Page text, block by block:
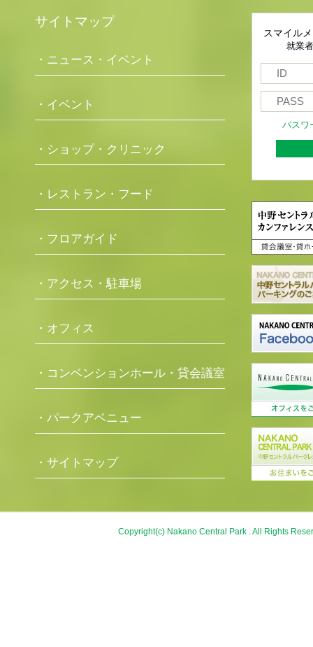
サイトマップ
・ニュース・イベント
・イベント
・ショップ・クリニック
・レストラン・フード
・フロアガイド
・アクセス・駐車場
・オフィス
・コンベンションホール・貸会議室
・パークアベニュー
・サイトマップ
スマイル
就業
パスワ
Copyright(c) Nakano Central Park . All Rights